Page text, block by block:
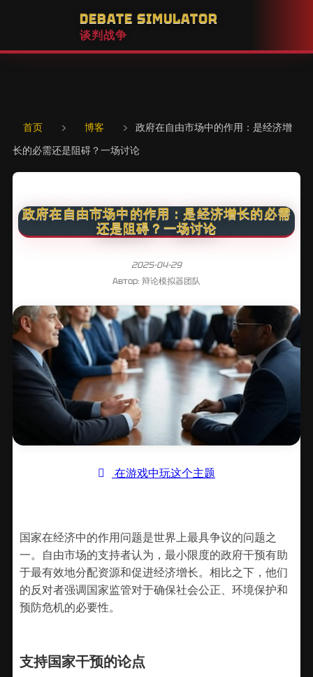
DEBATE SIMULATOR
谈判战争
首页 › 博客 ›
政府在自由市场中的作用：是经济增
长的必需还是阻碍？一场讨论
政府在自由市场中的作用：是经济增长的必需
还是阻碍？一场讨论
2025-04-29
Автор: 辩论模拟器团队
在游戏中玩这个主题
国家在经济中的作用问题是世界上最具争议的问题之
一。自由市场的支持者认为，最小限度的政府干预有助
于最有效地分配资源和促进经济增长。相比之下，他们
的反对者强调国家监管对于确保社会公正、环境保护和
预防危机的必要性。
支持国家干预的论点